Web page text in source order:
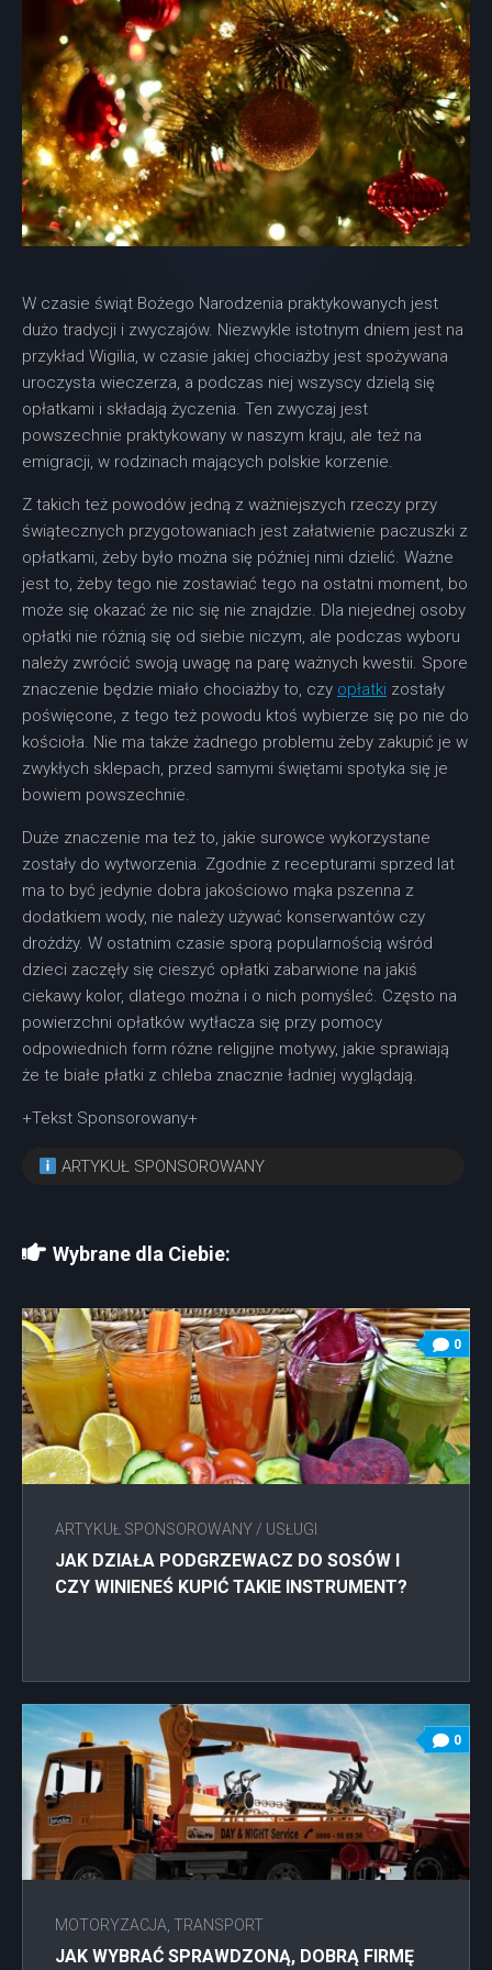
W czasie świąt Bożego Narodzenia praktykowanych jest
dużo tradycji i zwyczajów. Niezwykle istotnym dniem jest na
przykład Wigilia, w czasie jakiej chociażby jest spożywana
uroczysta wieczerza, a podczas niej wszyscy dzielą się
opłatkami i składają życzenia. Ten zwyczaj jest
powszechnie praktykowany w naszym kraju, ale też na
emigracji, w rodzinach mających polskie korzenie.
Z takich też powodów jedną z ważniejszych rzeczy przy
świątecznych przygotowaniach jest załatwienie paczuszki z
opłatkami, żeby było można się później nimi dzielić. Ważne
jest to, żeby tego nie zostawiać tego na ostatni moment, bo
może się okazać że nic się nie znajdzie. Dla niejednej osoby
opłatki nie różnią się od siebie niczym, ale podczas wyboru
należy zwrócić swoją uwagę na parę ważnych kwestii. Spore
znaczenie będzie miało chociażby to, czy opłatki zostały
poświęcone, z tego też powodu ktoś wybierze się po nie do
kościoła. Nie ma także żadnego problemu żeby zakupić je w
zwykłych sklepach, przed samymi świętami spotyka się je
bowiem powszechnie.
Duże znaczenie ma też to, jakie surowce wykorzystane
zostały do wytworzenia. Zgodnie z recepturami sprzed lat
ma to być jedynie dobra jakościowo mąka pszenna z
dodatkiem wody, nie należy używać konserwantów czy
drożdży. W ostatnim czasie sporą popularnością wśród
dzieci zaczęły się cieszyć opłatki zabarwione na jakiś
ciekawy kolor, dlatego można i o nich pomyśleć. Często na
powierzchni opłatków wytłacza się przy pomocy
odpowiednich form różne religijne motywy, jakie sprawiają
że te białe płatki z chleba znacznie ładniej wyglądają.
+Tekst Sponsorowany+
ARTYKUŁ SPONSOROWANY
Wybrane dla Ciebie:
0
ARTYKUŁ SPONSOROWANY / USŁUGI
JAK DZIAŁA PODGRZEWACZ DO SOSÓW I
CZY WINIENEŚ KUPIĆ TAKIE INSTRUMENT?
0
MOTORYZACJA, TRANSPORT
JAK WYBRAĆ SPRAWDZONĄ, DOBRĄ FIRMĘ